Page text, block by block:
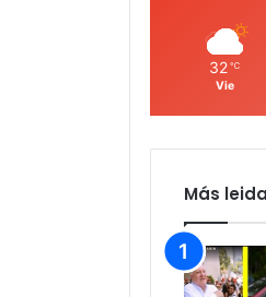
32 ℃
Vie
Más